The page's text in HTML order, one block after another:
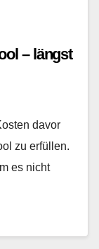
– längst
davor
zu erfüllen.
es nicht